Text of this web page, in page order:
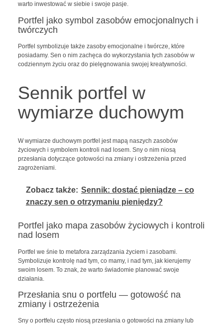
warto inwestować w siebie i swoje pasje.
Portfel jako symbol zasobów emocjonalnych i
twórczych
Portfel symbolizuje także zasoby emocjonalne i twórcze, które
posiadamy. Sen o nim zachęca do wykorzystania tych zasobów w
codziennym życiu oraz do pielęgnowania swojej kreatywności.
Sennik portfel w
wymiarze duchowym
W wymiarze duchowym portfel jest mapą naszych zasobów
życiowych i symbolem kontroli nad losem. Sny o nim niosą
przesłania dotyczące gotowości na zmiany i ostrzeżenia przed
zagrożeniami.
Zobacz także: Sennik: dostać pieniądze – co
znaczy sen o otrzymaniu pieniędzy?
Portfel jako mapa zasobów życiowych i kontroli
nad losem
Portfel we śnie to metafora zarządzania życiem i zasobami.
Symbolizuje kontrolę nad tym, co mamy, i nad tym, jak kierujemy
swoim losem. To znak, że warto świadomie planować swoje
działania.
Przesłania snu o portfelu — gotowość na
zmiany i ostrzeżenia
Sny o portfelu często niosą przesłania o gotowości na zmiany lub